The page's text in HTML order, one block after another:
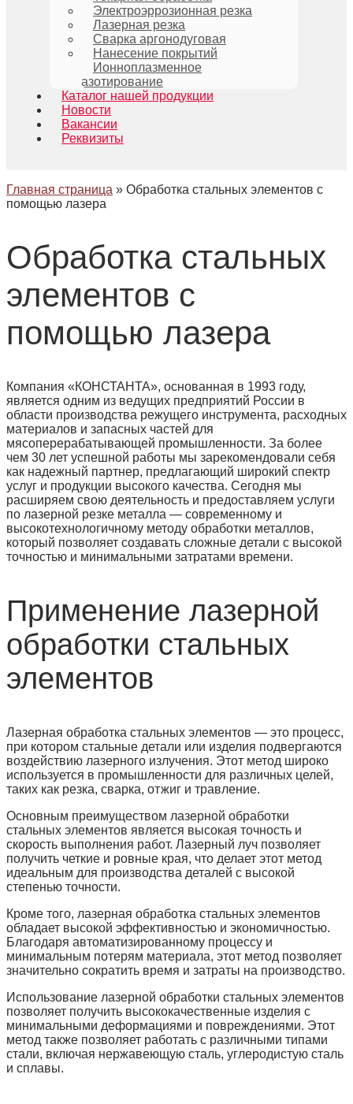
Электроэррозионная резка
Лазерная резка
Сварка аргонодуговая
Нанесение покрытий
Ионноплазменное
азотирование
Каталог нашей продукции
Новости
Вакансии
Реквизиты
Главная страница » Обработка стальных элементов с
помощью лазера
Обработка стальных
элементов с
помощью лазера
Компания «КОНСТАНТА», основанная в 1993 году,
является одним из ведущих предприятий России в
области производства режущего инструмента, расходных
материалов и запасных частей для
мясоперерабатывающей промышленности. За более
чем 30 лет успешной работы мы зарекомендовали себя
как надежный партнер, предлагающий широкий спектр
услуг и продукции высокого качества. Сегодня мы
расширяем свою деятельность и предоставляем услуги
по лазерной резке металла — современному и
высокотехнологичному методу обработки металлов,
который позволяет создавать сложные детали с высокой
точностью и минимальными затратами времени.
Применение лазерной
обработки стальных
элементов
Лазерная обработка стальных элементов — это процесс,
при котором стальные детали или изделия подвергаются
воздействию лазерного излучения. Этот метод широко
используется в промышленности для различных целей,
таких как резка, сварка, отжиг и травление.
Основным преимуществом лазерной обработки
стальных элементов является высокая точность и
скорость выполнения работ. Лазерный луч позволяет
получить четкие и ровные края, что делает этот метод
идеальным для производства деталей с высокой
степенью точности.
Кроме того, лазерная обработка стальных элементов
обладает высокой эффективностью и экономичностью.
Благодаря автоматизированному процессу и
минимальным потерям материала, этот метод позволяет
значительно сократить время и затраты на производство.
Использование лазерной обработки стальных элементов
позволяет получить высококачественные изделия с
минимальными деформациями и повреждениями. Этот
метод также позволяет работать с различными типами
стали, включая нержавеющую сталь, углеродистую сталь
и сплавы.